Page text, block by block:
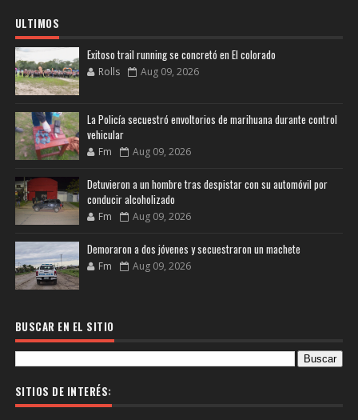
ULTIMOS
Exitoso trail running se concretó en El colorado
Rolls Aug 09, 2026
La Policía secuestró envoltorios de marihuana durante control
vehicular
Fm Aug 09, 2026
Detuvieron a un hombre tras despistar con su automóvil por
conducir alcoholizado
Fm Aug 09, 2026
Demoraron a dos jóvenes y secuestraron un machete
Fm Aug 09, 2026
BUSCAR EN EL SITIO
SITIOS DE INTERÉS: